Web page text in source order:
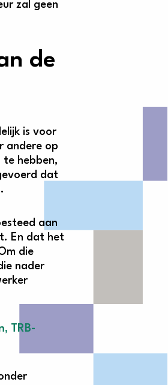
zal geen
de
is voor
andere op
te hebben,
dat
aan
En dat het
die
nader
TRB-